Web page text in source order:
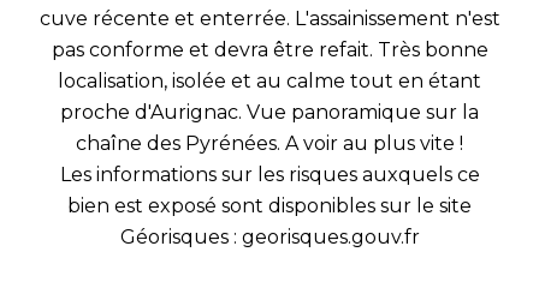
cuve récente et enterrée. L'assainissement n'est
pas conforme et devra être refait. Très bonne
localisation, isolée et au calme tout en étant
proche d'Aurignac. Vue panoramique sur la
chaîne des Pyrénées. A voir au plus vite !
Les informations sur les risques auxquels ce
bien est exposé sont disponibles sur le site
Géorisques : georisques.gouv.fr